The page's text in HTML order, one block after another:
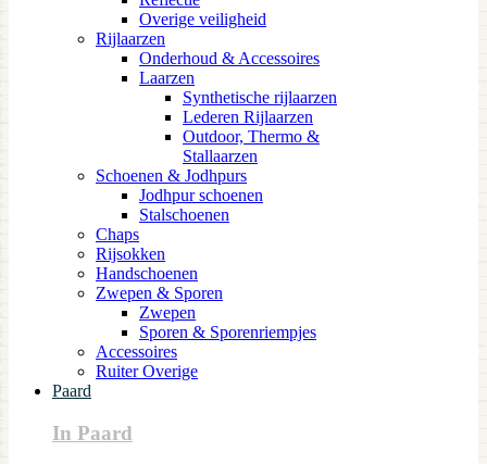
Overige veiligheid
Rijlaarzen
Onderhoud & Accessoires
Laarzen
Synthetische rijlaarzen
Lederen Rijlaarzen
Outdoor, Thermo &
Stallaarzen
Schoenen & Jodhpurs
Jodhpur schoenen
Stalschoenen
Chaps
Rijsokken
Handschoenen
Zwepen & Sporen
Zwepen
Sporen & Sporenriempjes
Accessoires
Ruiter Overige
Paard
In Paard